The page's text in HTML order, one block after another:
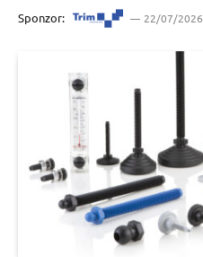
Sponzor: 22/07/2026